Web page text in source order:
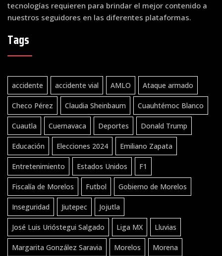
tecnologías requieren para brindar el mejor contenido a
nuestros seguidores en las diferentes plataformas.
Tags
accidente accidente vial AMLO Ataque armado
Checo Pérez Claudia Sheinbaum Cuauhtémoc Blanco
Cuautla Cuernavaca Deportes Donald Trump
Educación Elecciones 2024 Emiliano Zapata
Entretenimiento Estados Unidos F1
Fiscalía de Morelos Futbol Gobierno de Morelos
Inseguridad Jiutepec Jojutla
José Luis Urióstegui Salgado Liga MX Lluvias
Margarita González Saravia Morelos Morena